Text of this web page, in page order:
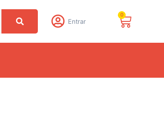
Entrar
0